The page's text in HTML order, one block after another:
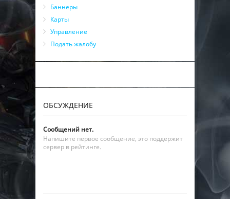
Баннеры
Карты
Управление
Подать жалобу
ОБСУЖДЕНИЕ
Сообщений нет.
Напишите первое сообщение, это поддержит
сервер в рейтинге.